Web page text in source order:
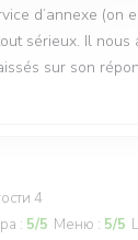
d’annexe (on
sérieux. Il nous
sur son
4
: 5/5 Меню : 5/5